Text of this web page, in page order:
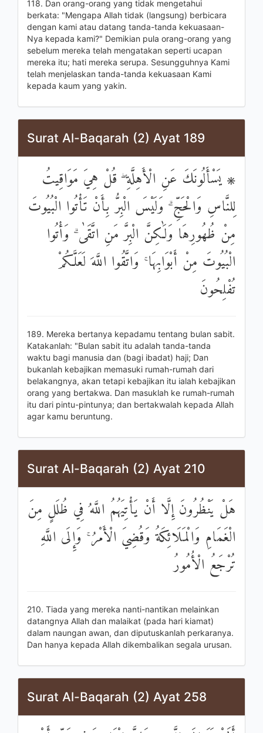
118. Dan orang-orang yang tidak mengetahui
berkata: "Mengapa Allah tidak (langsung) berbicara
dengan kami atau datang tanda-tanda kekuasaan-
Nya kepada kami?" Demikian pula orang-orang yang
sebelum mereka telah mengatakan seperti ucapan
mereka itu; hati mereka serupa. Sesungguhnya Kami
telah menjelaskan tanda-tanda kekuasaan Kami
kepada kaum yang yakin.
Surat Al-Baqarah (2) Ayat 189
۞ يَسْأَلُونَكَ عَنِ الْأَهِلَّةِ ۖ قُلْ هِيَ مَوَاقِيتُ
لِلنَّاسِ وَالْحَجِّ ۗ وَلَيْسَ الْبِرُّ بِأَنْ تَأْتُوا الْبُيُوتَ
مِنْ ظُهُورِهَا وَلَٰكِنَّ الْبِرَّ مَنِ اتَّقَىٰ ۗ وَأْتُوا
الْبُيُوتَ مِنْ أَبْوَابِهَا ۚ وَاتَّقُوا اللَّهَ لَعَلَّكُمْ
تُفْلِحُونَ
189. Mereka bertanya kepadamu tentang bulan sabit.
Katakanlah: "Bulan sabit itu adalah tanda-tanda
waktu bagi manusia dan (bagi ibadat) haji; Dan
bukanlah kebajikan memasuki rumah-rumah dari
belakangnya, akan tetapi kebajikan itu ialah kebajikan
orang yang bertakwa. Dan masuklah ke rumah-rumah
itu dari pintu-pintunya; dan bertakwalah kepada Allah
agar kamu beruntung.
Surat Al-Baqarah (2) Ayat 210
هَلْ يَنْظُرُونَ إِلَّا أَنْ يَأْتِيَهُمُ اللَّهُ فِي ظُلَلٍ مِنَ
الْغَمَامِ وَالْمَلَائِكَةُ وَقُضِيَ الْأَمْرُ ۚ وَإِلَى اللَّهِ
تُرْجَعُ الْأُمُورُ
210. Tiada yang mereka nanti-nantikan melainkan
datangnya Allah dan malaikat (pada hari kiamat)
dalam naungan awan, dan diputuskanlah perkaranya.
Dan hanya kepada Allah dikembalikan segala urusan.
Surat Al-Baqarah (2) Ayat 258